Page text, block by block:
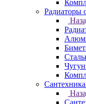
Радиаторы
Сантехника